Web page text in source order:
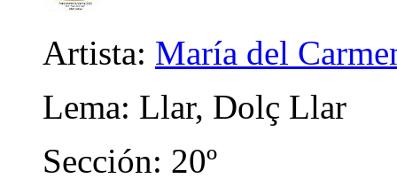
Artista: María del
Lema: Llar, Dolç Llar
Sección: 20º